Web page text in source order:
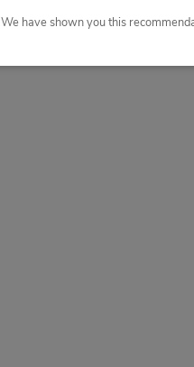
We have shown you this